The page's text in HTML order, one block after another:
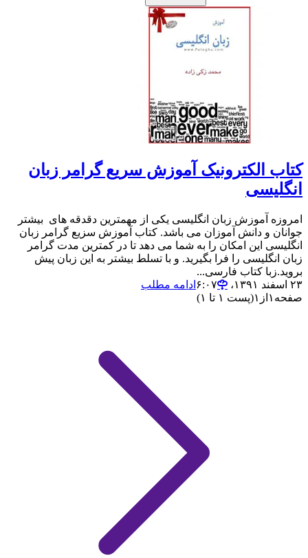
کتاب الکترونیک آموزش سریع گرامر زبان
انگلیسی
امروزه آموزش زبان انگلیسی یکی از مهمترین دقدقه های بیشتر
جوانان و دانش آموزان می باشد. کتاب آموزش سزیع گرامر زبان
انگلیسی این امکان را به شما می دهد تا در کمترین مدت گرامر
زبان انگلیسی را فرا بگیرید. و با تسلط بیشتر به این زبان پیش
بروید.زبا کتاب فارسی...
۲۳ اسفند ۱۳۹۱،‏ ۶:۰۷
ادامه مطلب
صفحه ۱ از ۱(پست ۱ تا ۱)